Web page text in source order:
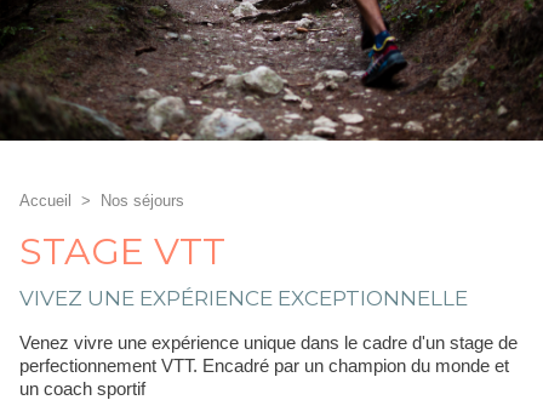
Accueil > Nos séjours
STAGE VTT
VIVEZ UNE EXPÉRIENCE EXCEPTIONNELLE
Venez vivre une expérience unique dans le cadre d'un stage de
perfectionnement VTT. Encadré par un champion du monde et
un coach sportif